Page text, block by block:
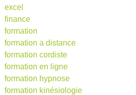
excel
finance
formation
formation a distance
formation cordiste
formation en ligne
formation hypnose
formation kinésiologie